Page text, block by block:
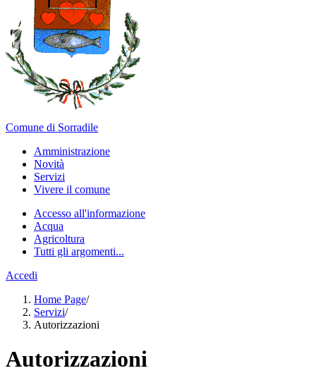
Comune di Sorradile
Amministrazione
Novità
Servizi
Vivere il comune
Accesso all'informazione
Acqua
Agricoltura
Tutti gli argomenti...
Accedi
Home Page/
Servizi/
Autorizzazioni
Autorizzazioni